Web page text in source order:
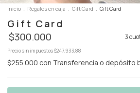
Inicio . Regalos en caja . Gift Card . Gift Card
Gift Card
$300.000
3
Precio sin impuestos$247.933,88
$255.000 con Transferencia o depósito